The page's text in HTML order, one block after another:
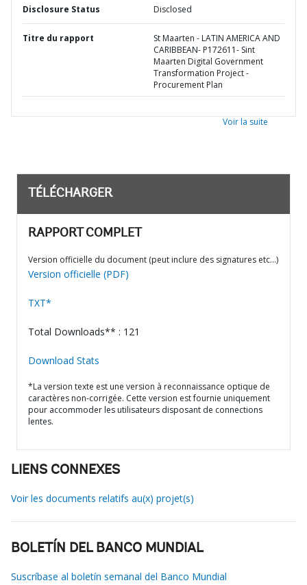
Disclosure Status Disclosed
Titre du rapport
St Maarten - LATIN AMERICA AND
CARIBBEAN- P172611- Sint
Maarten Digital Government
Transformation Project -
Procurement Plan
Voir la suite
TÉLÉCHARGER
RAPPORT COMPLET
Version officielle du document (peut inclure des signatures etc…)
Version officielle (PDF)
TXT*
Total Downloads** : 121
Download Stats
*La version texte est une version à reconnaissance optique de
caractères non-corrigée. Cette version est fournie uniquement
pour accommoder les utilisateurs disposant de connections
lentes.
LIENS CONNEXES
Voir les documents relatifs au(x) projet(s)
BOLETÍN DEL BANCO MUNDIAL
Suscríbase al boletín semanal del Banco Mundial